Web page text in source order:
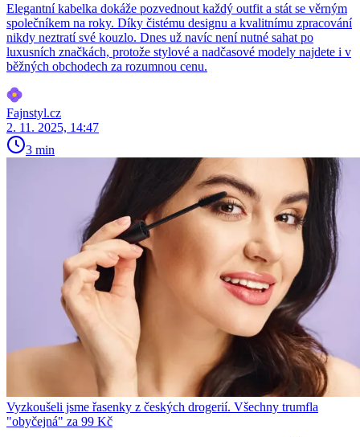
Elegantní kabelka dokáže pozvednout každý outfit a stát se věrným
společníkem na roky. Díky čistému designu a kvalitnímu zpracování
nikdy neztratí své kouzlo. Dnes už navíc není nutné sahat po
luxusních značkách, protože stylové a nadčasové modely najdete i v
běžných obchodech za rozumnou cenu.
Fajnstyl.cz
2. 11. 2025, 14:47
3 min
Vyzkoušeli jsme řasenky z českých drogerií. Všechny trumfla
"obyčejná" za 99 Kč